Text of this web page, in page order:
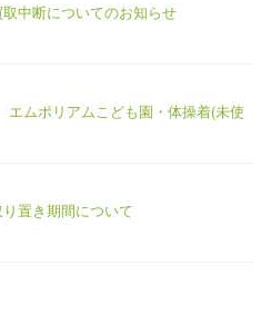
中断についてのお知らせ
エムポリアムこども園・体操着(未使
り置き期間について